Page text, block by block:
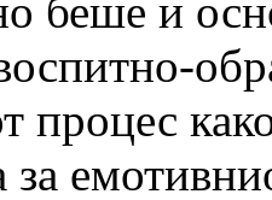
беше и
процес
за